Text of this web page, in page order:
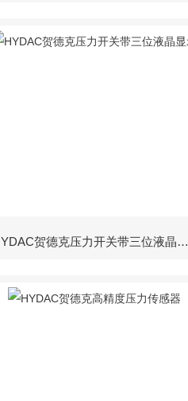
HYDAC贺德克压力开关带三位液晶显示